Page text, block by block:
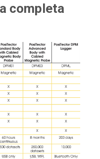
completa